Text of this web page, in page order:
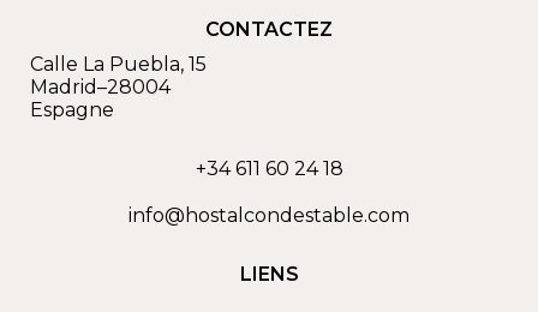
CONTACTEZ
Calle La Puebla, 15
Madrid–28004
Espagne
+34 611 60 24 18
info@hostalcondestable.com
LIENS